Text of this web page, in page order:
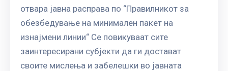
отвара јавна расправа по “Правилникот за
обезбедување на минимален пакет на
изнајмени линии“ Се повикуваат сите
заинтересирани субјекти да ги достават
своите мислења и забелешки во јавната